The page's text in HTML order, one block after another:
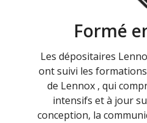
Formé
Les dépositaires
ont suivi les
de Lennox , qui
intensifs et à jour
conception, la